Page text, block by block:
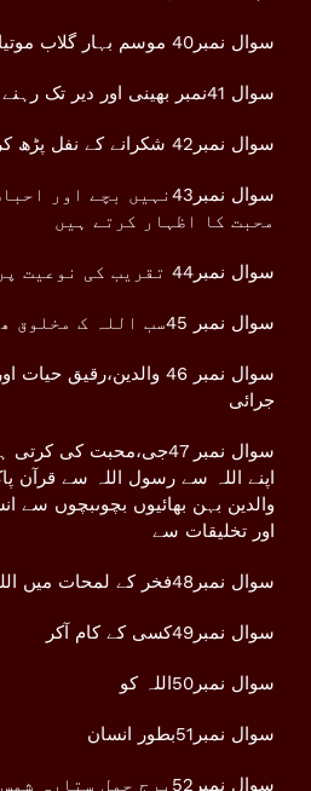
سوال نمبر40 موسم بہار گلاب موتیا جوہی
سوال 41نمبر بھینی اور دیر تک رہنے والی
سوال نمبر42 شکرانے کے نفل پڑھ کر
سوال نمبر43نہیں بچے
محبت کا اظہار کرتے ہیں
سوال نمبر44 تقریب کی نوعیت پر منحصر ہے
سوال نمبر 45سب اللہ ک مخلوق ھ سب سے ملتی ہوں
سوال نمبر 46 والدین،رقیق
جرائی
سوال نمبر 47جی،محبت
اپنے اللہ سے رسول اللہ سے
والدین بہن بھائیوں بچوںبچوں سے
اور تخلیقات سے
سوال نمبر48فخر کے لمحات میں اللہ کا شکر ادا کیا
سوال نمبر49کسی کے کام آکر
سوال نمبر50اللہ کو
سوال نمبر51بطور انسان
سوال نمبر52برج حمل ستارہ شمس صرف اللہ پر یقین ہے